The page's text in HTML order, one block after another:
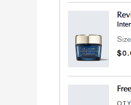
遇！满$150立
满赠正装橘子
Columbia
比亚运动热卖
低至6折
Columbia